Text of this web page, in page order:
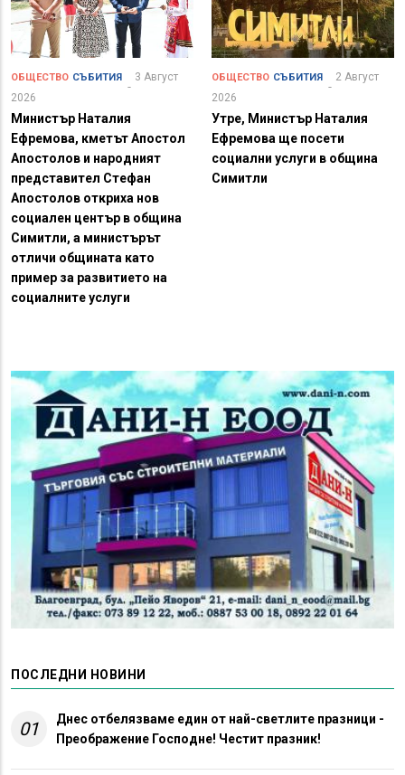
ОБЩЕСТВО СЪБИТИЯ
3 Август
2026
Министър Наталия
Ефремова, кметът Апостол
Апостолов и народният
представител Стефан
Апостолов откриха нов
социален център в община
Симитли, а министърът
отличи общината като
пример за развитието на
социалните услуги
ОБЩЕСТВО СЪБИТИЯ
2 Август
2026
Утре, Министър Наталия
Ефремова ще посети
социални услуги в община
Симитли
ПОСЛЕДНИ НОВИНИ
01
Днес отбелязваме един от най-светлите празници -
Преображение Господне! Честит празник!